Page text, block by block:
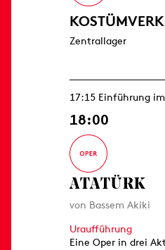
Zentrallager
17:15 Einführung
18:00
ATATÜRK
von Bassem Akiki
Uraufführung
Eine Oper in drei